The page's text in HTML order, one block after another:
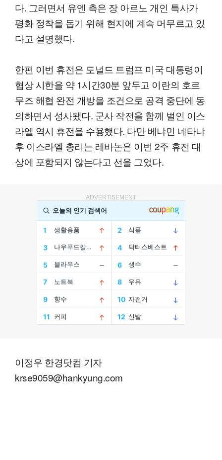
다. 그러면서 유엔 측은 장 아르노 개인 특사가
평화 정착을 돕기 위해 현지에 계속 머무르고 있
다고 설명했다.
한편 이번 휴전은 도널드 트럼프 미국 대통령이
협상 시한을 약 1시간30분 앞두고 이란의 호르
무즈 해협 완전 개방을 조건으로 공격 중단에 동
의하면서 성사됐다. 군사 작전을 함께 벌인 이스
라엘 역시 휴전을 수용했다. 다만 베냐민 네타냐
후 이스라엘 총리는 레바논은 이번 2주 휴전 대
상에 포함되지 않는다고 선을 그었다.
ADVERTISEMENT
이정우 한경닷컴 기자
krse9059@hankyung.com